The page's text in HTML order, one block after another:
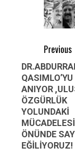
Post
Previous
Previous
post:
QASIMLO’YU
ANIYOR
ÖZGÜRLÜK
YOLUNDAKİ
MÜCADELESİ
ÖNÜNDE
EĞİLİYORUZ!